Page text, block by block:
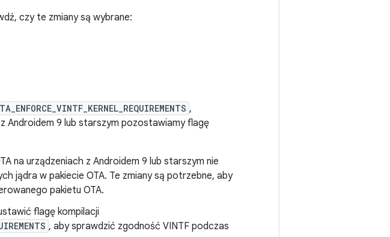
czy te zmiany są wybrane:
,
Androidem 9 lub starszym pozostawiamy flagę
na urządzeniach z Androidem 9 lub starszym nie
jądra w pakiecie OTA. Te zmiany są potrzebne, aby
pakietu OTA.
flagę kompilacji
, aby sprawdzić zgodność VINTF podczas